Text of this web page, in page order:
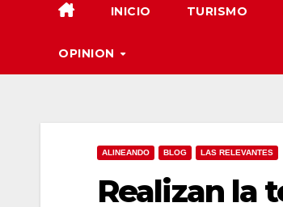
INICIO TURISMO
OPINION
ALINEANDO BLOG LAS RELEVANTES
Realizan la